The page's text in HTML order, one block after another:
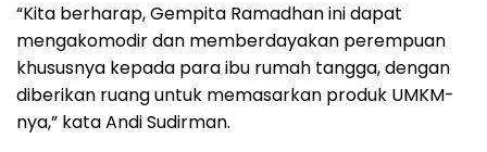
“Kita berharap, Gempita Ramadhan ini dapat
mengakomodir dan memberdayakan perempuan
khususnya kepada para ibu rumah tangga, dengan
diberikan ruang untuk memasarkan produk UMKM-
nya,” kata Andi Sudirman.